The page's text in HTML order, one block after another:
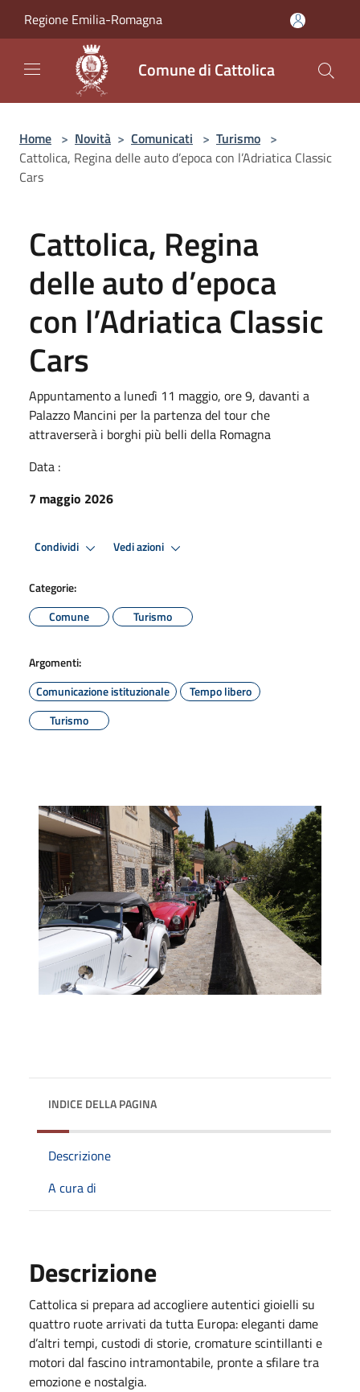
Regione Emilia-Romagna
Comune di Cattolica
Home > Novità > Comunicati > Turismo >
Cattolica, Regina delle auto d’epoca con l’Adriatica Classic
Cars
Cattolica, Regina
delle auto d’epoca
con l’Adriatica Classic
Cars
Appuntamento a lunedì 11 maggio, ore 9, davanti a
Palazzo Mancini per la partenza del tour che
attraverserà i borghi più belli della Romagna
Data :
7 maggio 2026
Condividi Vedi azioni
Categorie:
Comune
Turismo
Argomenti:
Comunicazione istituzionale
Tempo libero
Turismo
INDICE DELLA PAGINA
Descrizione
A cura di
Descrizione
Cattolica si prepara ad accogliere autentici gioielli su
quattro ruote arrivati da tutta Europa: eleganti dame
d’altri tempi, custodi di storie, cromature scintillanti e
motori dal fascino intramontabile, pronte a sfilare tra
emozione e nostalgia.